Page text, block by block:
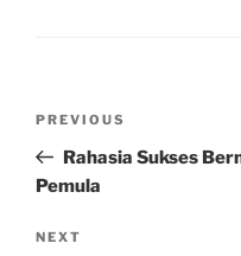
Previous
Post
PREVIOUS
Rahasia Sukses
Pemula
Next
NEXT